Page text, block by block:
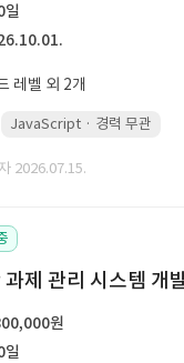
일
레벨 외 2개
JavaScript · 경력 무관
2026.07.15.
제 관리 시스템 개
원
일